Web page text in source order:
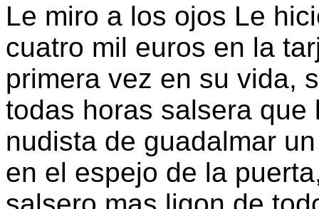
Le miro a los ojos Le
cuatro mil euros en la
primera vez en su vida,
todas horas salsera
nudista de guadalmar
en el espejo de la